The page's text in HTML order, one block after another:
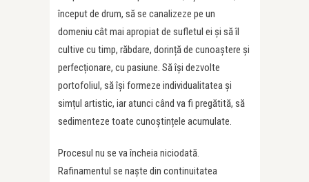
început de drum, să se canalizeze pe un
domeniu cât mai apropiat de sufletul ei și să îl
cultive cu timp, răbdare, dorință de cunoaștere și
perfecționare, cu pasiune. Să își dezvolte
portofoliul, să își formeze individualitatea și
simțul artistic, iar atunci când va fi pregătită, să
sedimenteze toate cunoștințele acumulate.
Procesul nu se va încheia niciodată.
Rafinamentul se naște din continuitatea